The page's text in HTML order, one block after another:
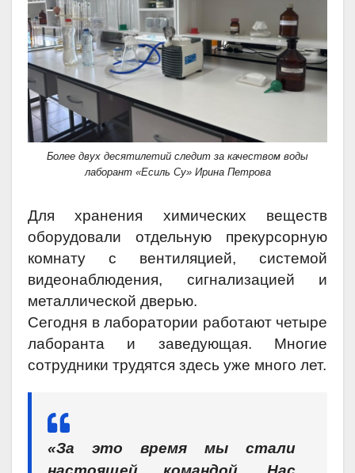
Более двух десятилетий следит за качеством воды
лаборант «Есиль Су» Ирина Петрова
Для хранения химических веществ
оборудовали отдельную прекурсорную
комнату с вентиляцией, системой
видеонаблюдения, сигнализацией и
металлической дверью.
Сегодня в лаборатории работают четыре
лаборанта и заведующая. Многие
сотрудники трудятся здесь уже много лет.
«За это время мы стали